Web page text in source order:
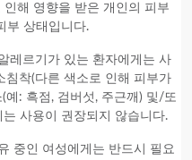
해 영향을 받은 개인의 피부
부 상태입니다.
레르기가 있는 환자에게는 사
침착(다른 색소로 인해 피부가
예: 흑점, 검버섯, 주근깨) 및/또
사용이 권장되지 않습니다.
중인 여성에게는 반드시 필요